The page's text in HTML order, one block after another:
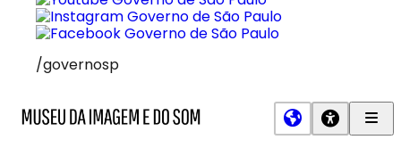
/governosp